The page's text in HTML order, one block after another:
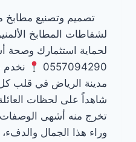
تصميم وتصنيع مطابخ
لشفاطات المطابخ
لحماية استثمارك وصحة
0557094290
نخدم
مدينة الرياض في قلب
شاهداً على لحظات العائلة
تخرج منه أشهى
وراء هذا الجمال